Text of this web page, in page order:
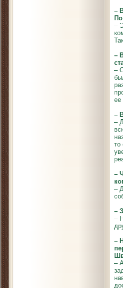
–
–
–
–
ее
–
–
то
–
–
–
–
–
–